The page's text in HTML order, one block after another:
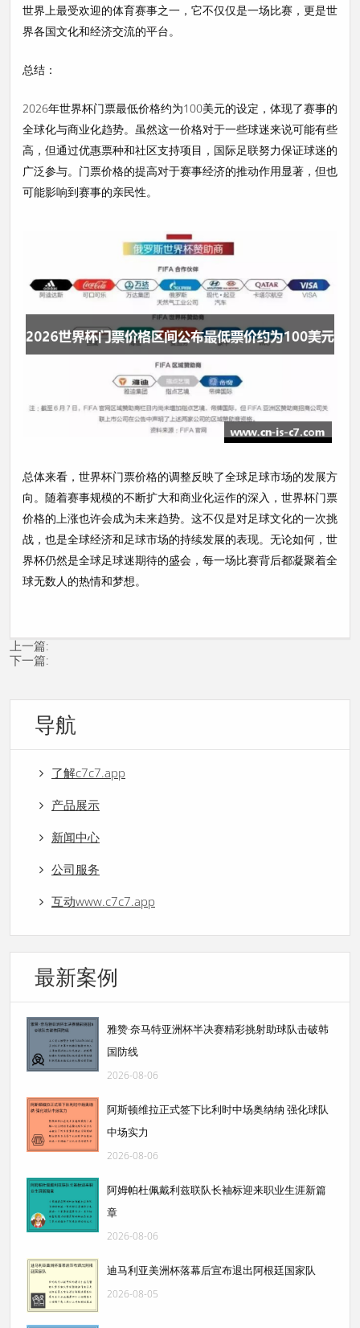
世界上最受欢迎的体育赛事之一，它不仅仅是一场比赛，更是世
界各国文化和经济交流的平台。
总结：
2026年世界杯门票最低价格约为100美元的设定，体现了赛事的
全球化与商业化趋势。虽然这一价格对于一些球迷来说可能有些
高，但通过优惠票种和社区支持项目，国际足联努力保证球迷的
广泛参与。门票价格的提高对于赛事经济的推动作用显著，但也
可能影响到赛事的亲民性。
总体来看，世界杯门票价格的调整反映了全球足球市场的发展方
向。随着赛事规模的不断扩大和商业化运作的深入，世界杯门票
价格的上涨也许会成为未来趋势。这不仅是对足球文化的一次挑
战，也是全球经济和足球市场的持续发展的表现。无论如何，世
界杯仍然是全球足球迷期待的盛会，每一场比赛背后都凝聚着全
球无数人的热情和梦想。
上一篇:
下一篇:
导航
了解c7c7.app
产品展示
新闻中心
公司服务
互动www.c7c7.app
最新案例
雅赞·奈马特亚洲杯半决赛精彩挑射助球队击破韩
国防线
2026-08-06
阿斯顿维拉正式签下比利时中场奥纳纳 强化球队
中场实力
2026-08-06
阿姆帕杜佩戴利兹联队长袖标迎来职业生涯新篇
章
2026-08-06
迪马利亚美洲杯落幕后宣布退出阿根廷国家队
2026-08-05